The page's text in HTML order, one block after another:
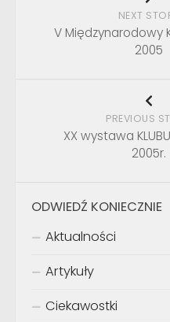
NEXT
V Międzynarodowy
2005
PREVIOUS
XX wystawa
2005r.
ODWIEDŹ KONIECZNIE
Aktualności
Artykuły
Ciekawostki